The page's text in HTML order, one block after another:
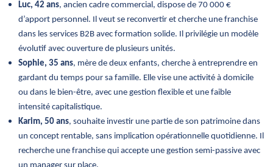
Luc, 42 ans, ancien cadre commercial, dispose de 70 000 €
d’apport personnel. Il veut se reconvertir et cherche une franchise
dans les services B2B avec formation solide. Il privilégie un modèle
évolutif avec ouverture de plusieurs unités.
Sophie, 35 ans, mère de deux enfants, cherche à entreprendre en
gardant du temps pour sa famille. Elle vise une activité à domicile
ou dans le bien-être, avec une gestion flexible et une faible
intensité capitalistique.
Karim, 50 ans, souhaite investir une partie de son patrimoine dans
un concept rentable, sans implication opérationnelle quotidienne. Il
recherche une franchise qui accepte une gestion semi-passive avec